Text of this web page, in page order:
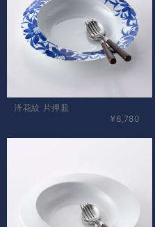
洋花紋 片押皿
¥6,780